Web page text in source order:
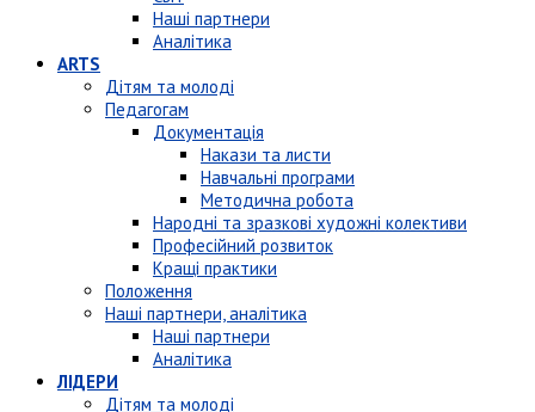
Наші партнери
Аналітика
ARTS
Дітям та молоді
Педагогам
Документація
Накази та листи
Навчальні програми
Методична робота
Народні та зразкові художні колективи
Професійний розвиток
Кращі практики
Положення
Наші партнери, аналітика
Наші партнери
Аналітика
ЛІДЕРИ
Дітям та молоді